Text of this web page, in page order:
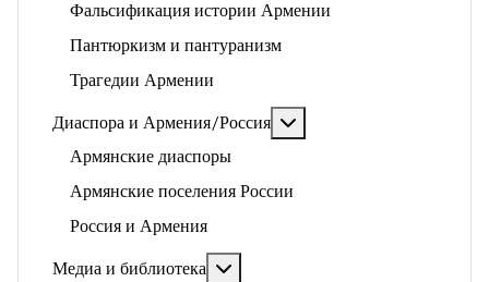
Фальсификация истории Армении
Пантюркизм и пантуранизм
Трагедии Армении
Диаспора и Армения/Россия
Армянские диаспоры
Армянские поселения России
Россия и Армения
Медиа и библиотека